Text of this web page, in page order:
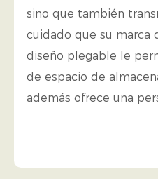
sino que también
cuidado que su marca
diseño plegable le
de espacio de
además ofrece una